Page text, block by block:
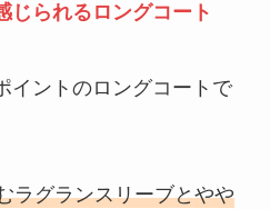
じられるロングコート
イントのロングコートで
ラグランスリーブとやや